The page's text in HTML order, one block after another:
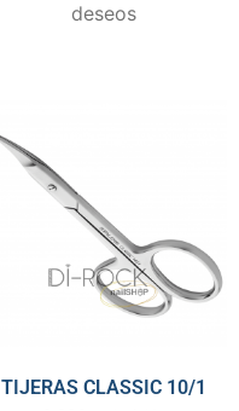
deseos
TIJERAS CLASSIC 10/1